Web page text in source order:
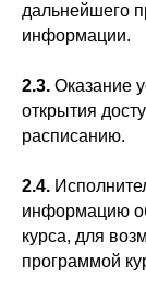
дальнейшего
информации.
2.3. Оказание
открытия
расписанию.
2.4.
информацию
курса, для
программой